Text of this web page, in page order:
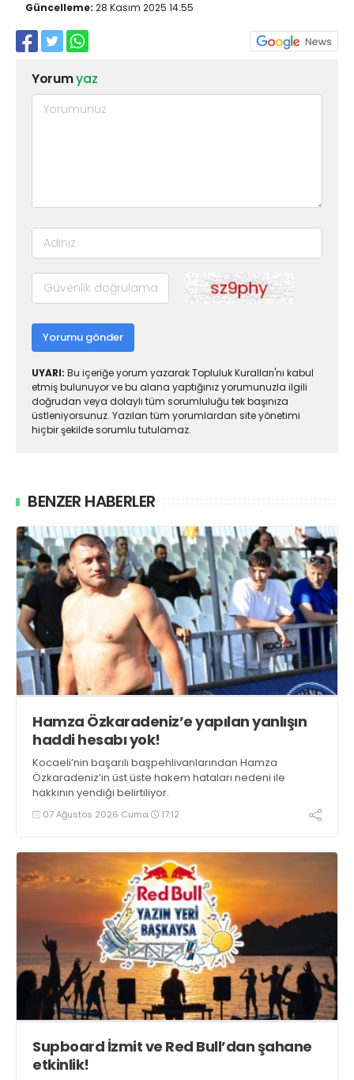
Güncelleme: 28 Kasım 2025 14:55
Yorumyaz
Yorumu gönder
UYARI: Bu içeriğe yorum yazarak Topluluk Kuralları'nı kabul
etmiş bulunuyor ve bu alana yaptığınız yorumunuzla ilgili
doğrudan veya dolaylı tüm sorumluluğu tek başınıza
üstleniyorsunuz. Yazılan tüm yorumlardan site yönetimi
hiçbir şekilde sorumlu tutulamaz.
BENZER HABERLER
Hamza Özkaradeniz’e yapılan yanlışın
haddi hesabı yok!
Kocaeli’nin başarılı başpehlivanlarından Hamza
Özkaradeniz’in üst üste hakem hataları nedeni ile
hakkının yendiği belirtiliyor.
07 Ağustos 2026 Cuma 17:12
Supboard İzmit ve Red Bull’dan şahane
etkinlik!